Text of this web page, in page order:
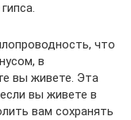
что
в
вы живете. Эта
вы живете в
вам сохранять